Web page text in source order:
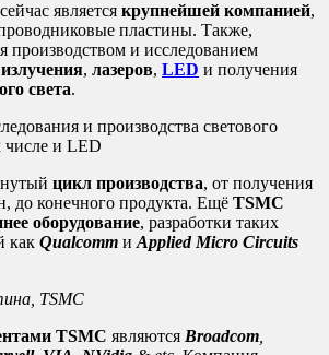
является крупнейшей компанией,
пластины. Также,
производством и исследованием
, лазеров, LED и получения
света.
цикл производства, от получения
до конечного продукта. Ещё TSMC
оборудование, разработки таких
как Qualcomm и Applied Micro Circuits
TSMC являются Broadcom,